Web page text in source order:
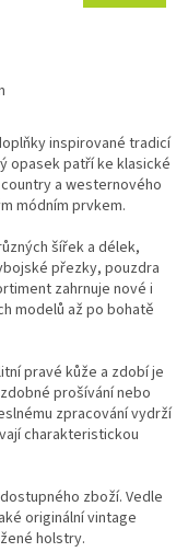
inspirované tradicí
opasek patří ke klasické
a westernového
módním prvkem.
šířek a délek,
přezky, pouzdra
zahrnuje nové i
modelů až po bohatě
pravé kůže a zdobí je
prošívání nebo
zpracování vydrží
charakteristickou
zboží. Vedle
originální vintage
holstry.